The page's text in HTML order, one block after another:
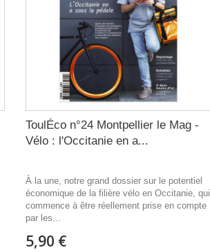
ToulÉco n°24 Montpellier le Mag -
Vélo : l'Occitanie en a...
À la une, notre grand dossier sur le potentiel
économique de la filière vélo en Occitanie, qui
commence à être réellement prise en compte
par les...
5,90 €